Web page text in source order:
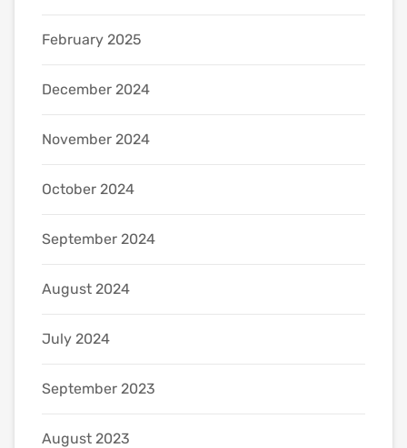
February 2025
December 2024
November 2024
October 2024
September 2024
August 2024
July 2024
September 2023
August 2023